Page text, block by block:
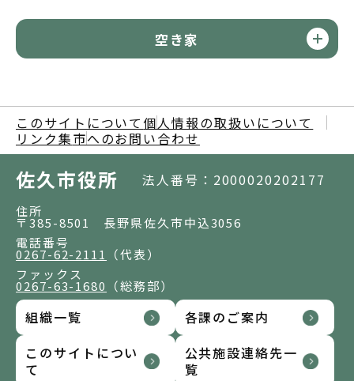
空き家
このサイトについて 個人情報の取扱いについて
リンク集市へのお問い合わせ
佐久市役所 法人番号：2000020202177
住所
〒385-8501 長野県佐久市中込3056
電話番号
0267-62-2111
（代表）
ファックス
0267-63-1680 （総務部）
組織一覧
各課のご案内
このサイトについ
て
公共施設連絡先一
覧